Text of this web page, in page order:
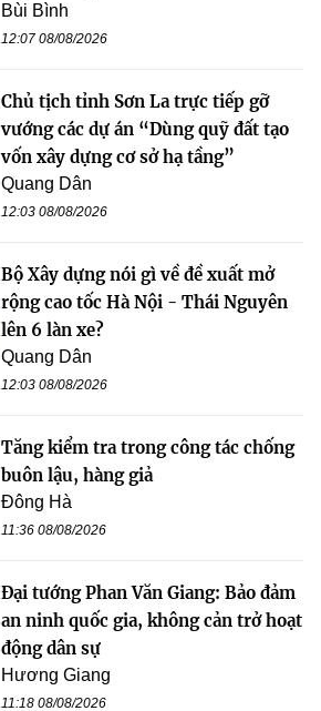
Bùi Bình
12:07 08/08/2026
Chủ tịch tỉnh Sơn La trực tiếp gỡ
vướng các dự án “Dùng quỹ đất tạo
vốn xây dựng cơ sở hạ tầng”
Quang Dân
12:03 08/08/2026
Bộ Xây dựng nói gì về đề xuất mở
rộng cao tốc Hà Nội - Thái Nguyên
lên 6 làn xe?
Quang Dân
12:03 08/08/2026
Tăng kiểm tra trong công tác chống
buôn lậu, hàng giả
Đông Hà
11:36 08/08/2026
Đại tướng Phan Văn Giang: Bảo đảm
an ninh quốc gia, không cản trở hoạt
động dân sự
Hương Giang
11:18 08/08/2026